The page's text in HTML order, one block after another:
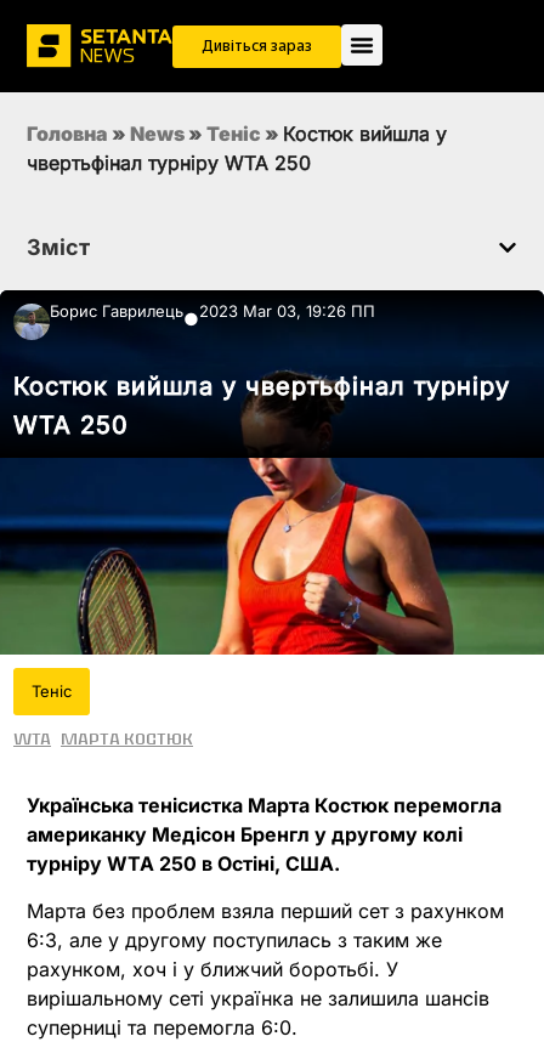
Дивіться зараз
Головна » News » Теніс » Костюк вийшла у
чвертьфінал турніру WTA 250
Зміст
Борис Гаврилець●2023 Mar 03, 19:26 ПП
Костюк вийшла у чвертьфінал турніру
WTA 250
Теніс
WTA Марта Костюк
Українська тенісистка Марта Костюк перемогла
американку Медісон Бренгл у другому колі
турніру WTA 250 в Остіні, США.
Марта без проблем взяла перший сет з рахунком
6:3, але у другому поступилась з таким же
рахунком, хоч і у ближчий боротьбі. У
вирішальному сеті українка не залишила шансів
суперниці та перемогла 6:0.